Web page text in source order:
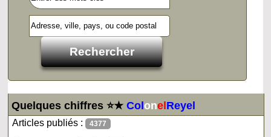
Quelques chiffres ⭐★ColonelReyel
Articles publiés : 4377